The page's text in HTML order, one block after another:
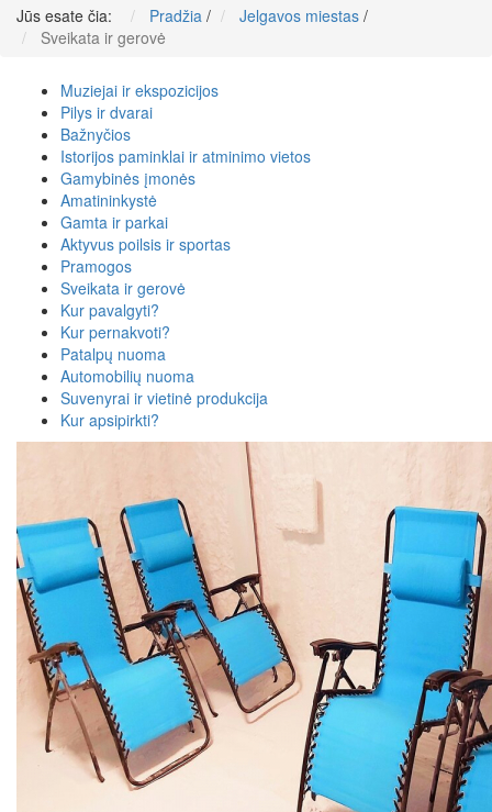
Jūs esate čia:
Pradžia / Jelgavos miestas /
Sveikata ir gerovė
Muziejai ir ekspozicijos
Pilys ir dvarai
Bažnyčios
Istorijos paminklai ir atminimo vietos
Gamybinės įmonės
Amatininkystė
Gamta ir parkai
Aktyvus poilsis ir sportas
Pramogos
Sveikata ir gerovė
Kur pavalgyti?
Kur pernakvoti?
Patalpų nuoma
Automobilių nuoma
Suvenyrai ir vietinė produkcija
Kur apsipirkti?